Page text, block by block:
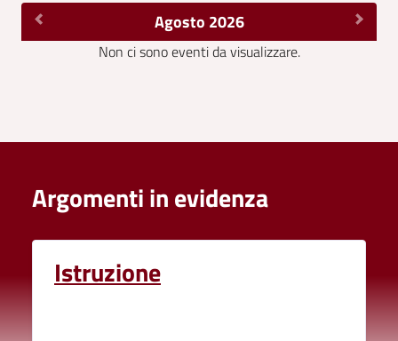
Agosto 2026
Non ci sono eventi da visualizzare.
Argomenti in evidenza
Istruzione